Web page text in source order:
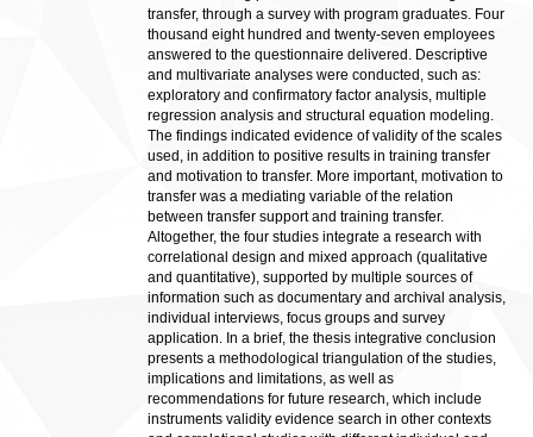
transfer, through a survey with program graduates. Four
thousand eight hundred and twenty-seven employees
answered to the questionnaire delivered. Descriptive
and multivariate analyses were conducted, such as:
exploratory and confirmatory factor analysis, multiple
regression analysis and structural equation modeling.
The findings indicated evidence of validity of the scales
used, in addition to positive results in training transfer
and motivation to transfer. More important, motivation to
transfer was a mediating variable of the relation
between transfer support and training transfer.
Altogether, the four studies integrate a research with
correlational design and mixed approach (qualitative
and quantitative), supported by multiple sources of
information such as documentary and archival analysis,
individual interviews, focus groups and survey
application. In a brief, the thesis integrative conclusion
presents a methodological triangulation of the studies,
implications and limitations, as well as
recommendations for future research, which include
instruments validity evidence search in other contexts